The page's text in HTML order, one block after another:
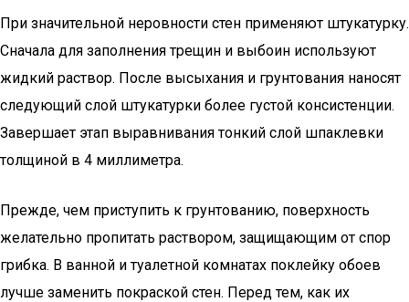
При значительной неровности стен применяют штукатурку.
Сначала для заполнения трещин и выбоин используют
жидкий раствор. После высыхания и грунтования наносят
следующий слой штукатурки более густой консистенции.
Завершает этап выравнивания тонкий слой шпаклевки
толщиной в 4 миллиметра.
Прежде, чем приступить к грунтованию, поверхность
желательно пропитать раствором, защищающим от спор
грибка. В ванной и туалетной комнатах поклейку обоев
лучше заменить покраской стен. Перед тем, как их